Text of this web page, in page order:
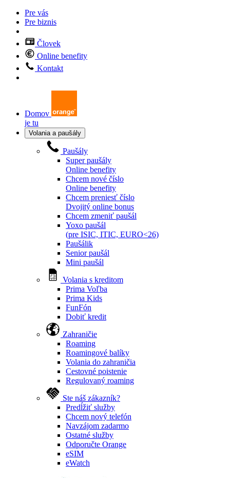
Pre vás
Pre biznis
Človek
Online benefity
Kontakt
Domov
je tu
Volania a paušály
Paušály
Super paušály
Online benefity
Chcem nové číslo
Online benefity
Chcem preniesť číslo
Dvojitý online bonus
Chcem zmeniť paušál
Yoxo paušál
(pre ISIC, ITIC, EURO<26)
Paušálik
Senior paušál
Mini paušál
Volania s kreditom
Prima Voľba
Prima Kids
FunFón
Dobiť kredit
Zahraničie
Roaming
Roamingové balíky
Volania do zahraničia
Cestovné poistenie
Regulovaný roaming
Ste náš zákazník?
Predĺžiť služby
Chcem nový telefón
Navzájom zadarmo
Ostatné služby
Odporučte Orange
eSIM
eWatch